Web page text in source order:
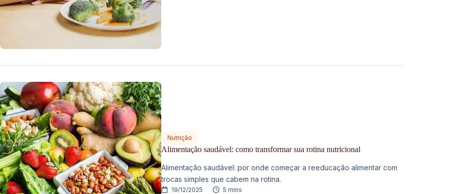
Nutrição
Alimentação saudável: como transformar sua rotina nutricional
Alimentação saudável: por onde começar a reeducação alimentar com
trocas simples que cabem na rotina.
19/12/2025 5 mins